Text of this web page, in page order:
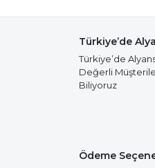
Türkiye’de
Türkiye’de
Değerli
Biliyoruz
Ödeme